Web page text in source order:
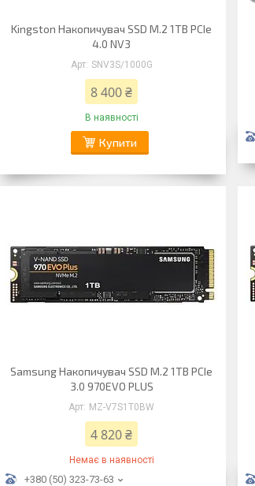
Kingston Накопичувач SSD M.2 1TB PCIe
4.0 NV3
SNV3S/1000G
8 400 ₴
В наявності
Купити
Samsung Накопичувач SSD M.2 1TB PCIe
3.0 970EVO PLUS
MZ-V7S1T0BW
4 820 ₴
Немає в наявності
+380 (50) 323-73-63